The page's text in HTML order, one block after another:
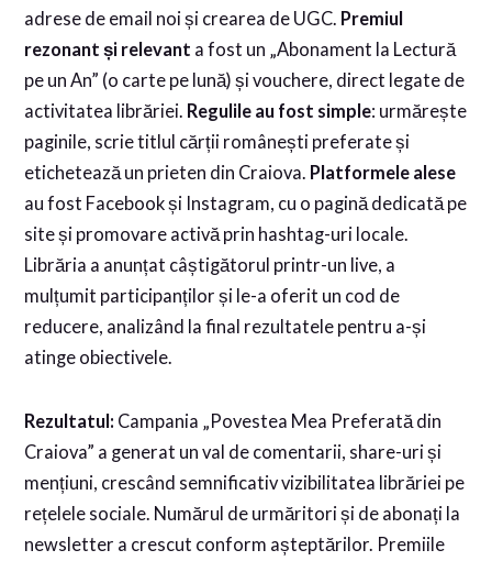
adrese de email noi și crearea de UGC. Premiul
rezonant și relevant a fost un „Abonament la Lectură
pe un An” (o carte pe lună) și vouchere, direct legate de
activitatea librăriei. Regulile au fost simple: urmărește
paginile, scrie titlul cărții românești preferate și
etichetează un prieten din Craiova. Platformele alese
au fost Facebook și Instagram, cu o pagină dedicată pe
site și promovare activă prin hashtag-uri locale.
Librăria a anunțat câștigătorul printr-un live, a
mulțumit participanților și le-a oferit un cod de
reducere, analizând la final rezultatele pentru a-și
atinge obiectivele.
Rezultatul: Campania „Povestea Mea Preferată din
Craiova” a generat un val de comentarii, share-uri și
mențiuni, crescând semnificativ vizibilitatea librăriei pe
rețelele sociale. Numărul de urmăritori și de abonați la
newsletter a crescut conform așteptărilor. Premiile